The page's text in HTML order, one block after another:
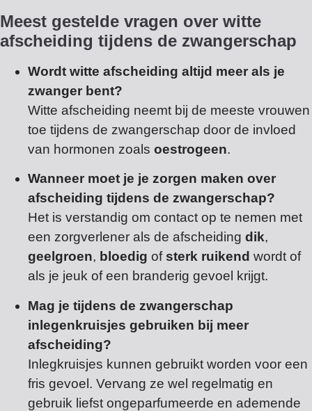
Meest gestelde vragen over witte
afscheiding tijdens de zwangerschap
Wordt witte afscheiding altijd meer als je
zwanger bent?
Witte afscheiding neemt bij de meeste vrouwen
toe tijdens de zwangerschap door de invloed
van hormonen zoals oestrogeen.
Wanneer moet je je zorgen maken over
afscheiding tijdens de zwangerschap?
Het is verstandig om contact op te nemen met
een zorgverlener als de afscheiding dik,
geelgroen, bloedig ofsterk ruikend wordt of
als je jeuk of een branderig gevoel krijgt.
Mag je tijdens de zwangerschap
inlegenkruisjes gebruiken bij meer
afscheiding?
Inlegkruisjes kunnen gebruikt worden voor een
fris gevoel. Vervang ze wel regelmatig en
gebruik liefst ongeparfumeerde en ademende